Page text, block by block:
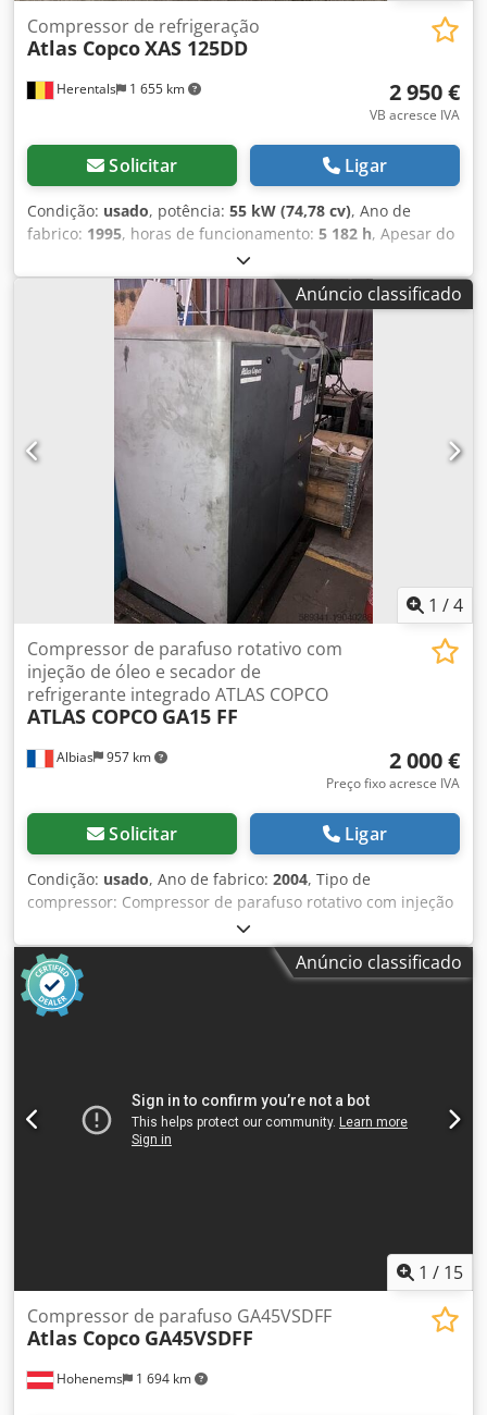
Herentals 1 655 km
Compressor de refrigeração
Atlas CopcoXAS 125DD
2 950 €
VB acresce IVA
Solicitar Ligar
Condição: usado, potência: 55 kW (74,78 cv), Ano de
fabrico: 1995, horas de funcionamento: 5 182 h, Apesar do
cuidado tomado na introdução correta dos dados, não
podemos ser responsabilizados por eventuais erros
presentes neste anúncio. As imagens podem não
corresponder à realidade. TLD Trucks & Vans BV Wolfstee
44 B-2200 Herentals Bélgica Tel.: Leemans Thierry Tel.:
Leemans Dino = Mais informações = Crodpfx Acjzr Uxvsnef
Ano de fabrico: 1995 Finalidade: Construção civil Número
de série: YA304706900245509 Contacte Thierry Leemans
para obter mais informações.
Anúncio classificado
1 /4
Albias 957 km
Compressor de parafuso rotativo com
injeção de óleo e secador de
refrigerante integrado ATLAS COPCO
ATLAS COPCO GA15 FF
2 000 €
Preço fixo acresce IVA
Solicitar Ligar
Condição: usado, Ano de fabrico: 2004, Tipo de
compressor: Compressor de parafuso rotativo com injeção
de óleo e secador de refrigerante integrado Potência do
motor: 15 kW (20 HP) Csdowgca Tspfx Acnjrf Alimentação:
380 V / 50 Hz Pressão de operação: 7,5 bar Velocidade de
entrega de ar livre (FAD): 798 m³/h (aproximadamente 13,3
m³/min) Nível de ruído: 68 dB(A) Capacidade do tanque:
Anúncio classificado
1 / 15
Hohenems 1 694 km
Compressor de parafuso GA45VSDFF
Atlas Copco GA45VSDFF